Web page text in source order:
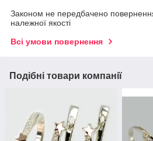
Законом не передбачено
належної якості
Всі умови повернення
Подібні товари компанії